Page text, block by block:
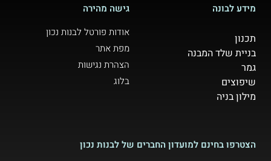
מידע לבונה
תכנון
בניית שלד המבנה
גמר
שיפוצים
מילון בניה
גישה מהירה
אודות פורטל לבנות נכון
מפת אתר
הצהרת נגישות
בלוג
הצטרפו בחינם למועדון החברים של לבנות נכון